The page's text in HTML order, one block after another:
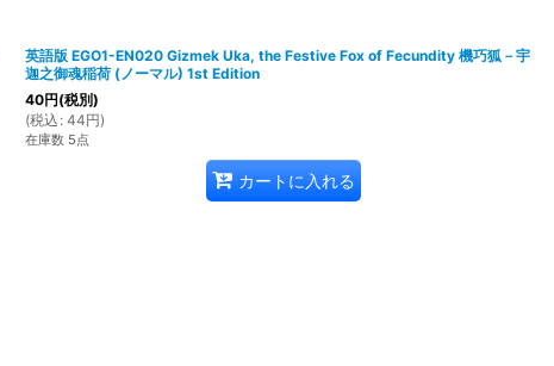
英語版 EGO1-EN020 Gizmek Uka, the Festive Fox of Fecundity 機巧狐－宇
迦之御魂稲荷 (ノーマル) 1st Edition
40円(税別)
(税込 : 44円)
在庫数 5点
カートに入れる